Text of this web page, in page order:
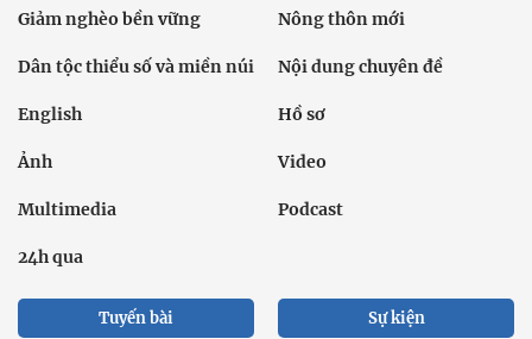
Giảm nghèo bền vững Nông thôn mới
Dân tộc thiểu số và miền núi Nội dung chuyên đề
English Hồ sơ
Ảnh Video
Multimedia Podcast
24h qua
Tuyến bài Sự kiện